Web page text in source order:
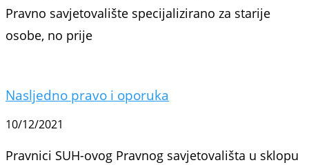
Pravno savjetovalište specijali­zirano za starije
osobe, no prije
Nasljedno pravo i oporuka
10/12/2021
Pravnici SUH-ovog Pravnog savjetovališta u sklopu